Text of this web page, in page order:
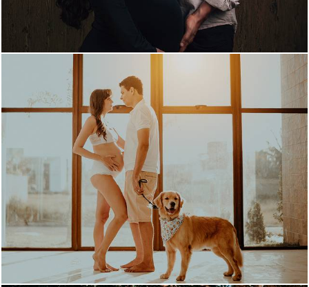
1749 52